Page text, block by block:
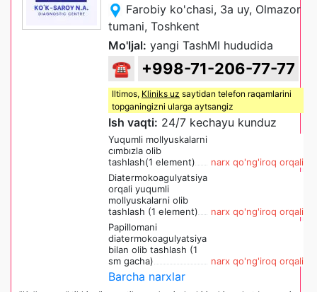
Farobiy ko'chasi, 3a uy, Olmazor
tumani, Toshkent
Mo'ljal: yangi TashMI hududida
☎ +998-71-206-77-77
Iltimos, Kliniks uz saytidan telefon raqamlarini
topganingizni ularga aytsangiz
Ish vaqti: 24/7 kechayu kunduz
Yuqumli mollyuskalarni
cımbızla olib
tashlash(1 element)
narx qo'ng'iroq orqali
Diatermokoagulyatsiya
orqali yuqumli
mollyuskalarni olib
tashlash (1 element)
narx qo'ng'iroq orqali
Papillomani
diatermokoagulyatsiya
bilan olib tashlash (1
sm gacha)
narx qo'ng'iroq orqali
Barcha narxlar